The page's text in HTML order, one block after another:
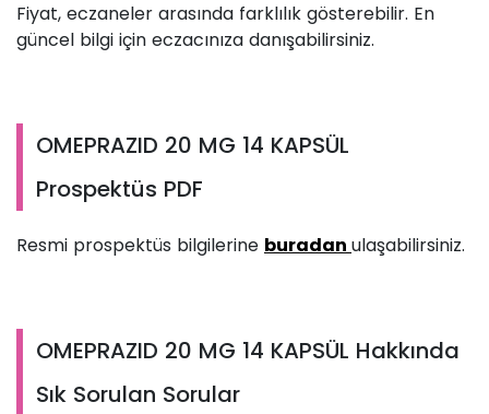
Fiyat, eczaneler arasında farklılık gösterebilir. En
güncel bilgi için eczacınıza danışabilirsiniz.
OMEPRAZID 20 MG 14 KAPSÜL
Prospektüs PDF
Resmi prospektüs bilgilerine buradan ulaşabilirsiniz.
OMEPRAZID 20 MG 14 KAPSÜL Hakkında
Sık Sorulan Sorular